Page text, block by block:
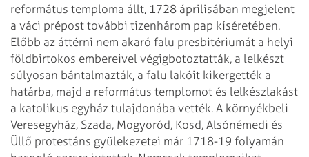
református temploma állt, 1728 áprilisában megjelent
a váci prépost további tizenhárom pap kíséretében.
Előbb az áttérni nem akaró falu presbitériumát a helyi
földbirtokos embereivel végigbotoztatták, a lelkészt
súlyosan bántalmazták, a falu lakóit kikergették a
határba, majd a református templomot és lelkészlakást
a katolikus egyház tulajdonába vették. A környékbeli
Veresegyház, Szada, Mogyoród, Kosd, Alsónémedi és
Üllő protestáns gyülekezetei már 1718-19 folyamán